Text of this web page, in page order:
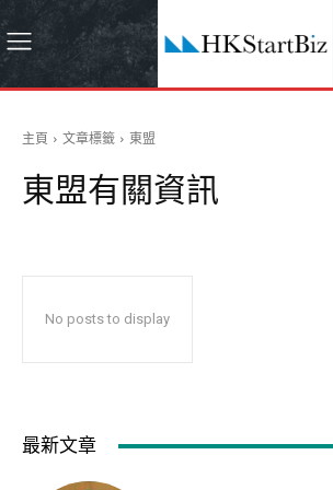
主頁 文章標籤 東盟
東盟有關資訊
No posts to display
最新文章